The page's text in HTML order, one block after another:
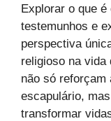
Explorar o que
testemunhos e
perspectiva
religioso na
não só reforçam
escapulário,
transformar